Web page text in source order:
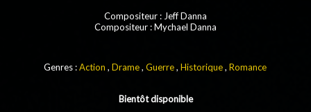
Compositeur : Jeff Danna
Compositeur : Mychael Danna
Genres :Action ,Drame,Guerre,Historique,Romance
Bientôt disponible